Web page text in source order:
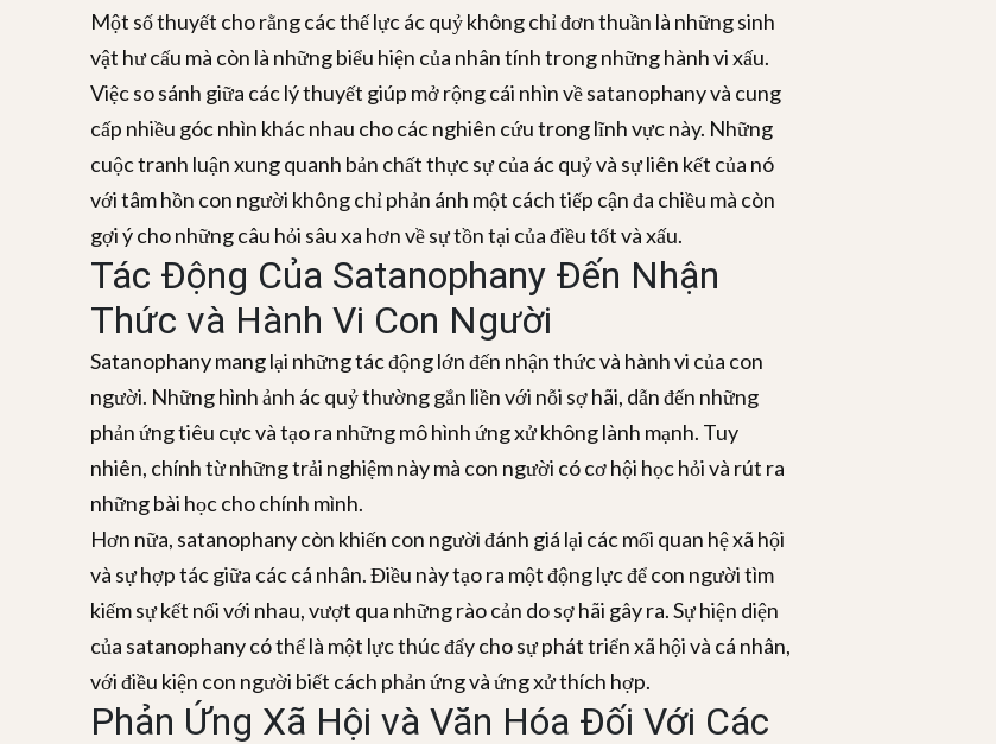
Một số thuyết cho rằng các thế lực ác quỷ không chỉ đơn thuần là những sinh
vật hư cấu mà còn là những biểu hiện của nhân tính trong những hành vi xấu.
Việc so sánh giữa các lý thuyết giúp mở rộng cái nhìn về satanophany và cung
cấp nhiều góc nhìn khác nhau cho các nghiên cứu trong lĩnh vực này. Những
cuộc tranh luận xung quanh bản chất thực sự của ác quỷ và sự liên kết của nó
với tâm hồn con người không chỉ phản ánh một cách tiếp cận đa chiều mà còn
gợi ý cho những câu hỏi sâu xa hơn về sự tồn tại của điều tốt và xấu.
Tác Động Của Satanophany Đến Nhận
Thức và Hành Vi Con Người
Satanophany mang lại những tác động lớn đến nhận thức và hành vi của con
người. Những hình ảnh ác quỷ thường gắn liền với nỗi sợ hãi, dẫn đến những
phản ứng tiêu cực và tạo ra những mô hình ứng xử không lành mạnh. Tuy
nhiên, chính từ những trải nghiệm này mà con người có cơ hội học hỏi và rút ra
những bài học cho chính mình.
Hơn nữa, satanophany còn khiến con người đánh giá lại các mối quan hệ xã hội
và sự hợp tác giữa các cá nhân. Điều này tạo ra một động lực để con người tìm
kiếm sự kết nối với nhau, vượt qua những rào cản do sợ hãi gây ra. Sự hiện diện
của satanophany có thể là một lực thúc đẩy cho sự phát triển xã hội và cá nhân,
với điều kiện con người biết cách phản ứng và ứng xử thích hợp.
Phản Ứng Xã Hội và Văn Hóa Đối Với Các